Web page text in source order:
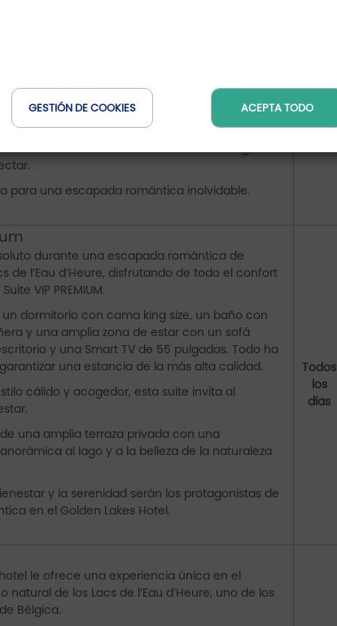
GESTIÓN DE COOKIES ACEPTA TODO
amplia que la de los demás alojamientos,
vistas al lago.
y elegante crea un ambiente de bienestar
a nuestras tres Suites VIP en un lugar
para una escapada romántica inolvidable.
días
durante una escapada romántica de
de l’Eau d’Heure, disfrutando de todo el confort
VIP PREMIUM.
dormitorio con cama king size, un baño con
y una amplia zona de estar con un sofá
y una Smart TV de 55 pulgadas. Todo ha
una estancia de la más alta calidad.
cálido y acogedor, esta suite invita al
una amplia terraza privada con una
al lago y a la belleza de la naturaleza
y la serenidad serán los protagonistas de
en el Golden Lakes Hotel.
Todos
los
días
le ofrece una experiencia única en el
de los Lacs de l’Eau d’Heure, uno de los
Bélgica.